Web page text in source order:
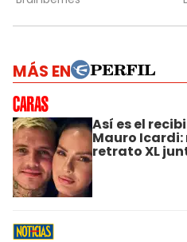
MÁS EN
Así es el
Mauro
retrato XL